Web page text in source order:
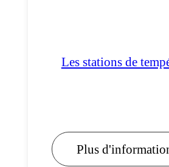
Les stations de
Plus